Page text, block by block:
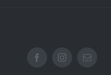
FacebookInstagramEmail